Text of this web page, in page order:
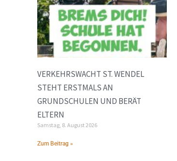
VERKEHRSWACHT ST. WENDEL
STEHT ERSTMALS AN
GRUNDSCHULEN UND BERÄT
ELTERN
Samstag, 8. August 2026
Zum Beitrag »